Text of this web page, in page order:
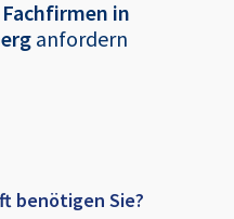
in
anfordern
benötigen Sie?